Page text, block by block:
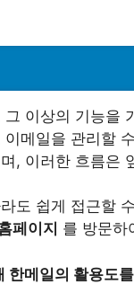
이상의 기능을
메일을 관리할
, 이러한 흐름은
도 쉽게 접근할
페이지 를 방문하
한메일의 활용도